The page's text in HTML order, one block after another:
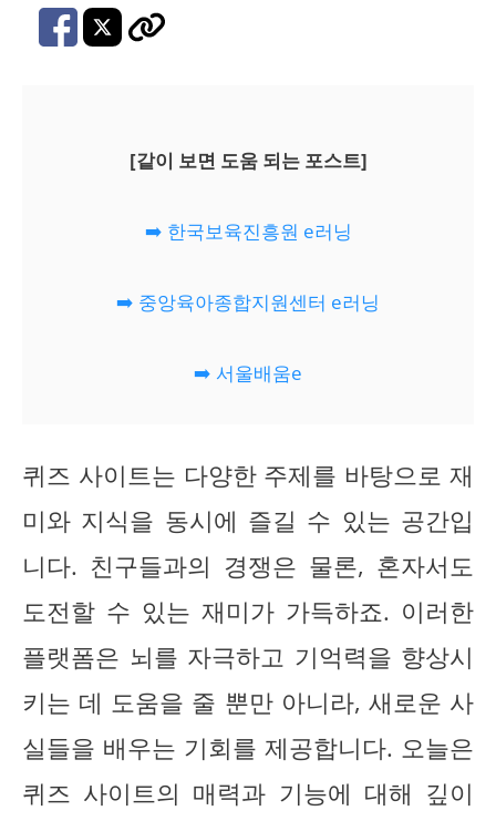
[같이 보면 도움 되는 포스트]
➡️ 한국보육진흥원 e러닝
➡️ 중앙육아종합지원센터 e러닝
➡️ 서울배움e
퀴즈 사이트는 다양한 주제를 바탕으로 재
미와 지식을 동시에 즐길 수 있는 공간입
니다. 친구들과의 경쟁은 물론, 혼자서도
도전할 수 있는 재미가 가득하죠. 이러한
플랫폼은 뇌를 자극하고 기억력을 향상시
키는 데 도움을 줄 뿐만 아니라, 새로운 사
실들을 배우는 기회를 제공합니다. 오늘은
퀴즈 사이트의 매력과 기능에 대해 깊이